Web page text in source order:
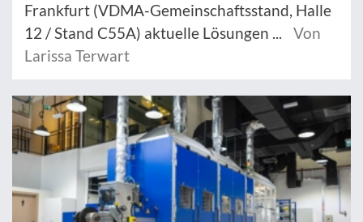
Frankfurt (VDMA-Gemeinschaftsstand, Halle
12 / Stand C55A) aktuelle Lösungen ...
Von
Larissa Terwart